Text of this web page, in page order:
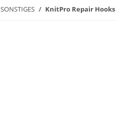
SONSTIGES KnitPro Repair Hooks